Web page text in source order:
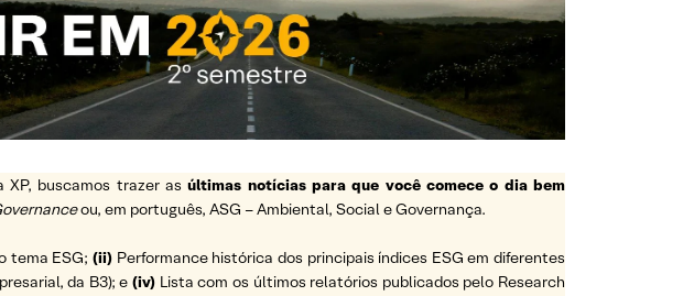
XP, buscamos trazer asúltimas notícias para que você comece o dia bem
ou, em português, ASG – Ambiental, Social e Governança.
tema ESG;(ii) Performance histórica dos principais índices ESG em diferentes
da B3); e (iv) Lista com os últimos relatórios publicados pelo Research